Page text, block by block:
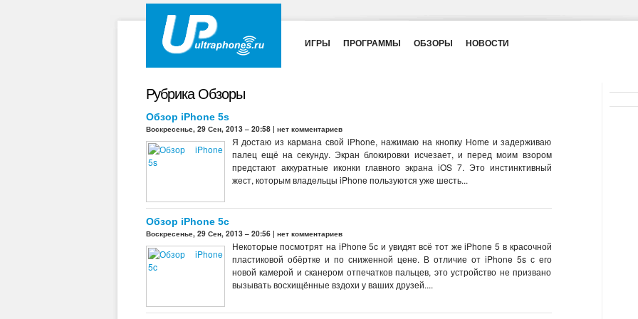
ИГРЫ ПРОГРАММЫ ОБЗОРЫ НОВОСТИ
Рубрика Обзоры
Обзор iPhone 5s
Воскресенье, 29 Сен, 2013 – 20:58 | нет комментариев
Я достаю из кармана свой iPhone, нажимаю на кнопку Home и задерживаю
палец ещё на секунду. Экран блокировки исчезает, и перед моим взором
предстают аккуратные иконки главного экрана iOS 7. Это инстинктивный
жест, которым владельцы iPhone пользуются уже шесть...
Обзор iPhone 5c
Воскресенье, 29 Сен, 2013 – 20:56 | нет комментариев
Некоторые посмотрят на iPhone 5c и увидят всё тот же iPhone 5 в красочной
пластиковой обёртке и по сниженной цене. В отличие от iPhone 5s с его
новой камерой и сканером отпечатков пальцев, это устройство не призвано
вызывать восхищённые вздохи у ваших друзей....